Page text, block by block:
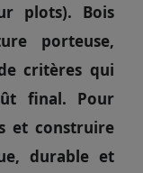
plots). Bois
porteuse,
critères qui
final. Pour
et construire
durable et